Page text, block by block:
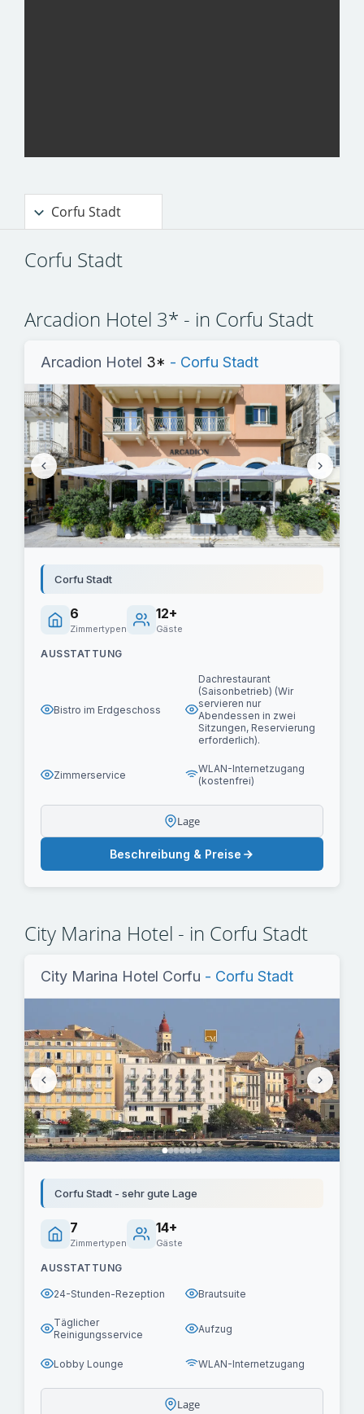
Corfu Stadt
Corfu Stadt
Arcadion Hotel 3* - in Corfu Stadt
Arcadion Hotel 3* - Corfu Stadt
Corfu Stadt
6
Zimmertypen
12+
Gäste
AUSSTATTUNG
Bistro im Erdgeschoss
Dachrestaurant
(Saisonbetrieb) (Wir
servieren nur
Abendessen in zwei
Sitzungen, Reservierung
erforderlich).
Zimmerservice
WLAN-Internetzugang
(kostenfrei)
Lage
Beschreibung & Preise
City Marina Hotel - in Corfu Stadt
City Marina Hotel Corfu - Corfu Stadt
Corfu Stadt - sehr gute Lage
7
Zimmertypen
14+
Gäste
AUSSTATTUNG
24-Stunden-Rezeption Brautsuite
Täglicher
Reinigungsservice
Aufzug
Lobby Lounge WLAN-Internetzugang
Lage